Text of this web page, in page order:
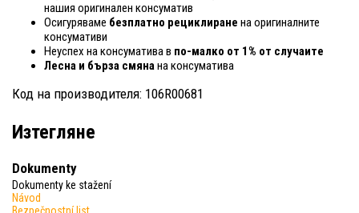
нашия оригинален консуматив
Осигуряваме безплатно рециклиране на оригиналните
консумативи
Неуспех на консуматива в по-малко от 1% от случаите
Лесна и бърза смянана консуматива
Код на производителя: 106R00681
Изтегляне
Dokumenty
Dokumenty ke stažení
Návod
Bezpečnostní list